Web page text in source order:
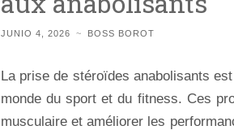
JUNIO 4, 2026 ~ BOSS BOROT
La prise de stéroïdes anabolisants
monde du sport et du fitness. Ces
musculaire et améliorer les